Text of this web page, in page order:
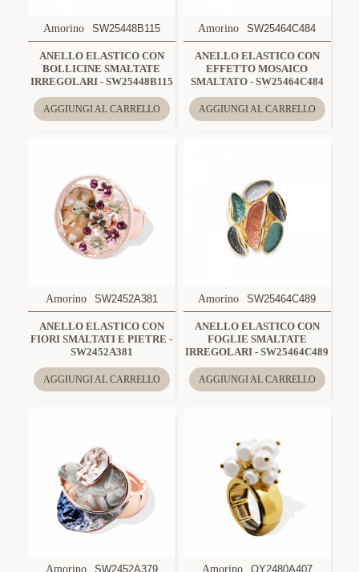
Amorino SW25448B115
ANELLO ELASTICO CON
BOLLICINE SMALTATE
IRREGOLARI - SW25448B115
AGGIUNGI AL CARRELLO
Amorino SW25464C484
ANELLO ELASTICO CON
EFFETTO MOSAICO
SMALTATO - SW25464C484
AGGIUNGI AL CARRELLO
Amorino SW2452A381
ANELLO ELASTICO CON
FIORI SMALTATI E PIETRE -
SW2452A381
AGGIUNGI AL CARRELLO
Amorino SW25464C489
ANELLO ELASTICO CON
FOGLIE SMALTATE
IRREGOLARI - SW25464C489
AGGIUNGI AL CARRELLO
Amorino SW2452A379 Amorino OY2480A407